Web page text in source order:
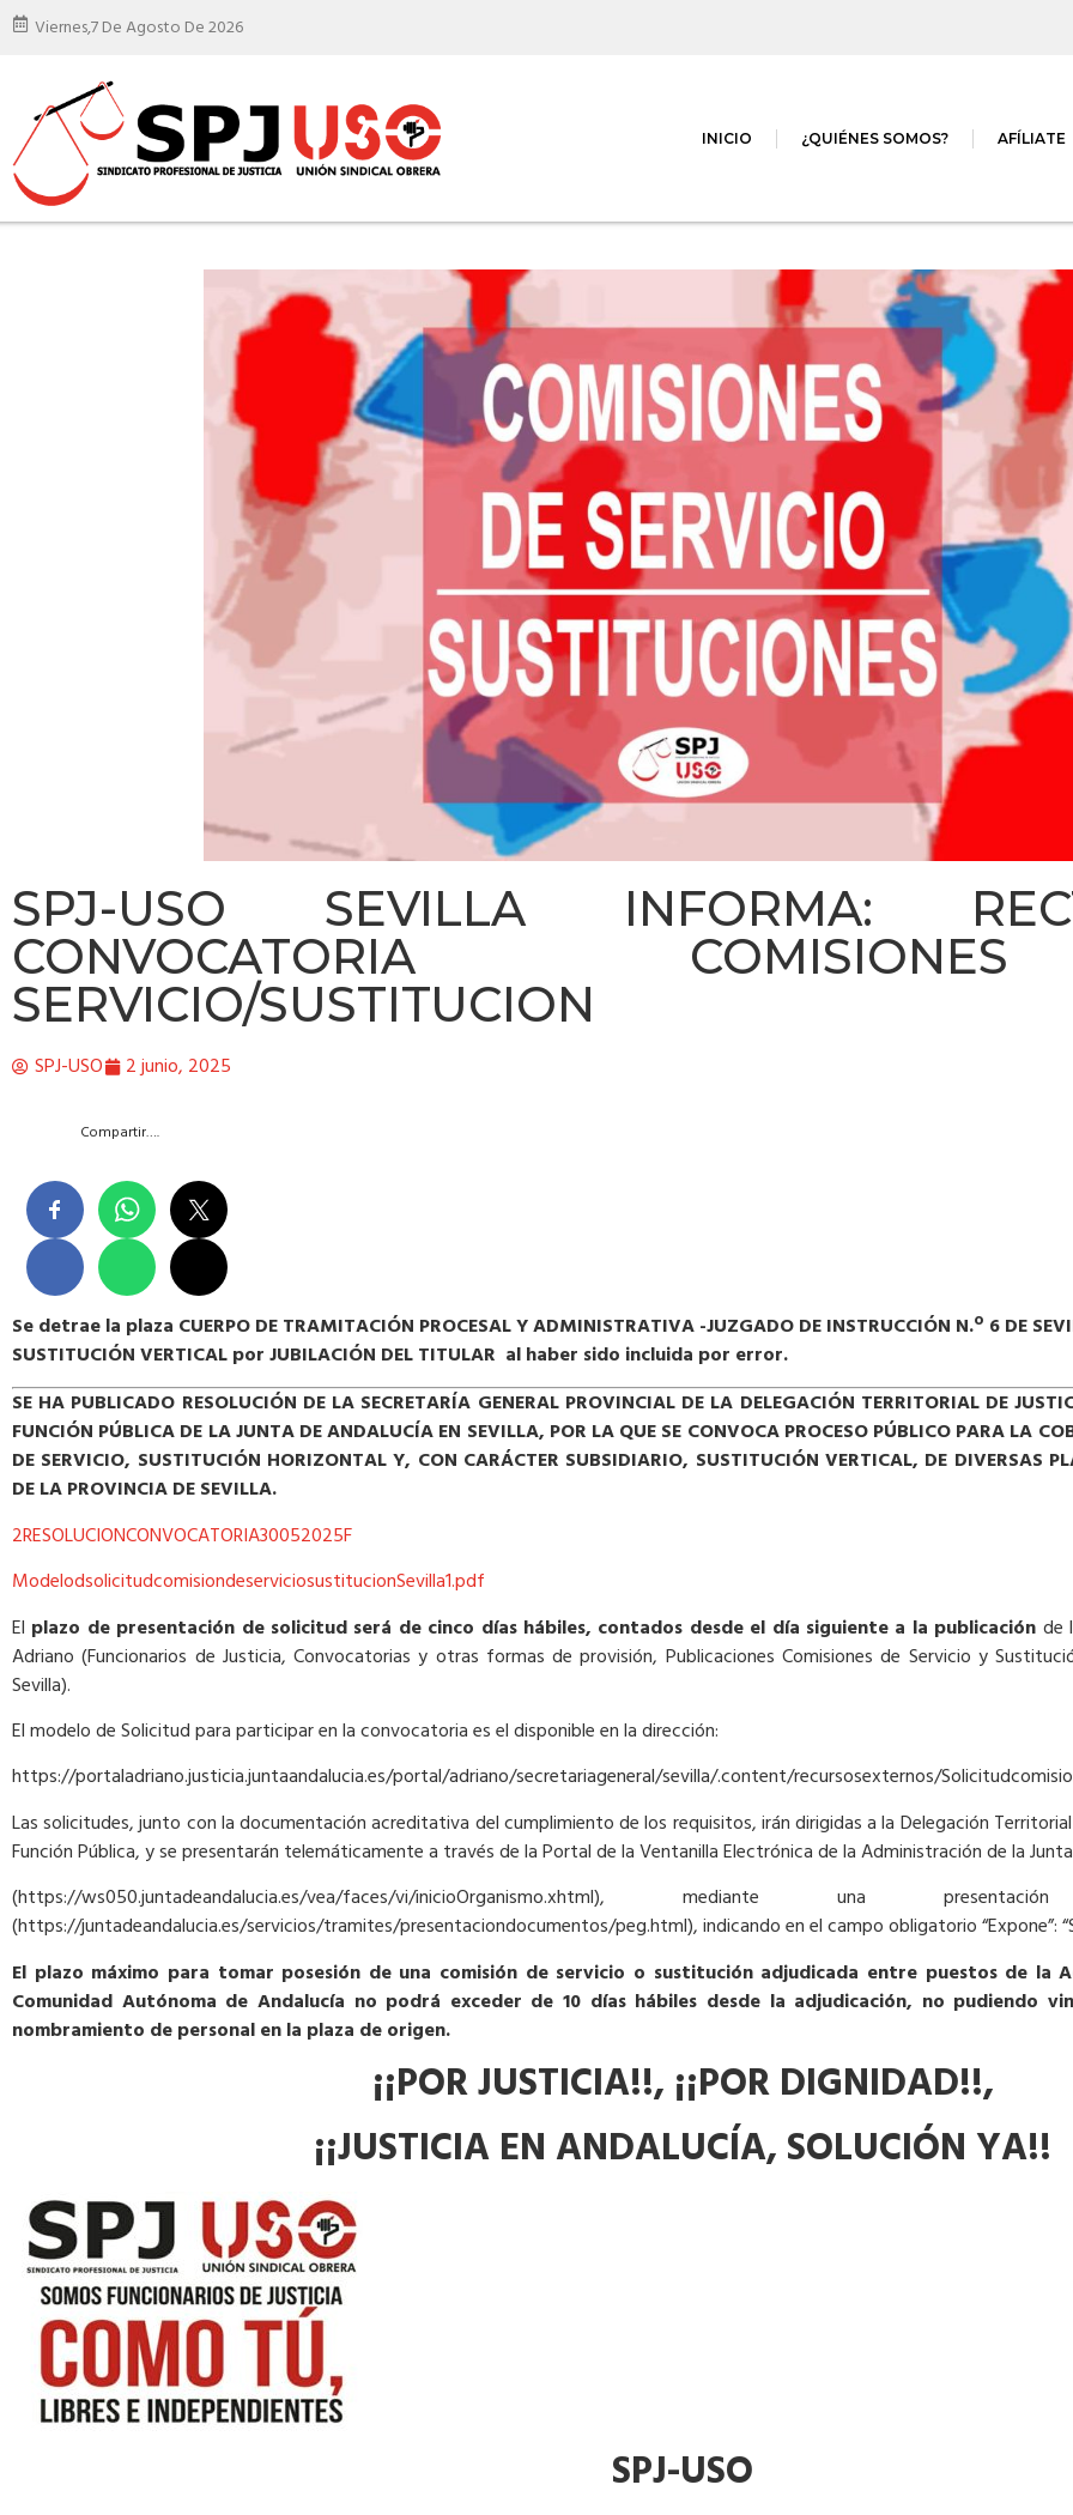
Viernes,7 De Agosto De 2026
INICIO ¿QUIÉNES SOMOS? AFÍLIATE
SPJ-USO SEVILLA INFORMA:
CONVOCATORIA
SERVICIO/SUSTITUCION
SPJ-USO 2 junio, 2025
Compartir….
Se detrae la plaza CUERPO DE TRAMITACIÓN PROCESAL Y ADMINISTRATIVA -JUZGADO DE INSTRUCCIÓN N.º 6 DE
SUSTITUCIÓN VERTICAL por JUBILACIÓN DEL TITULAR al haber sido incluida por error.
SE HA PUBLICADO RESOLUCIÓN DE LA SECRETARÍA GENERAL PROVINCIAL DE LA DELEGACIÓN TERRITORIAL DE
FUNCIÓN PÚBLICA DE LA JUNTA DE ANDALUCÍA EN SEVILLA, POR LA QUE SE CONVOCA PROCESO PÚBLICO PARA LA
DE SERVICIO, SUSTITUCIÓN HORIZONTAL Y, CON CARÁCTER SUBSIDIARIO, SUSTITUCIÓN VERTICAL, DE DIVERSAS
DE LA PROVINCIA DE SEVILLA.
2RESOLUCIONCONVOCATORIA30052025F
ModelodsolicitudcomisiondeserviciosustitucionSevilla1.pdf
El plazo de presentación de solicitud será de cinco días hábiles, contados desde el día siguiente a la publicación de
Adriano (Funcionarios de Justicia, Convocatorias y otras formas de provisión, Publicaciones Comisiones de Servicio y
Sevilla).
El modelo de Solicitud para participar en la convocatoria es el disponible en la dirección:
https://portaladriano.justicia.juntaandalucia.es/portal/adriano/secretariageneral/sevilla/.content/recursosexternos/
Las solicitudes, junto con la documentación acreditativa del cumplimiento de los requisitos, irán dirigidas a la Delegación
Función Pública, y se presentarán telemáticamente a través de la Portal de la Ventanilla Electrónica de la Administración de la
(https://ws050.juntadeandalucia.es/vea/faces/vi/inicioOrganismo.xhtml), mediante una
(https://juntadeandalucia.es/servicios/tramites/presentaciondocumentos/peg.html), indicando en el campo obligatorio “Expone”:
El plazo máximo para tomar posesión de una comisión de servicio o sustitución adjudicada entre puestos de la
Comunidad Autónoma de Andalucía no podrá exceder de 10 días hábiles desde la adjudicación, no pudiendo
nombramiento de personal en la plaza de origen.
¡¡POR JUSTICIA!!, ¡¡POR DIGNIDAD!!,
¡¡JUSTICIA EN ANDALUCÍA, SOLUCIÓN YA!!
SPJ-USO